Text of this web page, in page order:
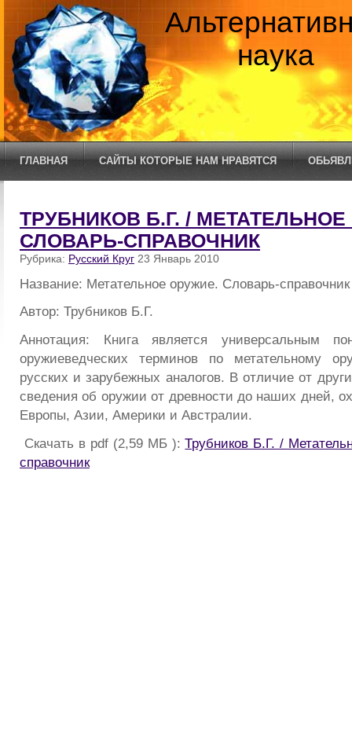
наука
ГЛАВНАЯ САЙТЫ КОТОРЫЕ НАМ НРАВЯТСЯ
ТРУБНИКОВ Б.Г. /
СЛОВАРЬ-СПРАВОЧНИК
Рубрика: Русский Круг 23 Январь 2010
Название: Метательное оружие. Словарь-справочник
Автор: Трубников Б.Г.
Аннотация: Книга является универсальным
оружиеведческих терминов по метательному
русских и зарубежных аналогов. В отличие от
сведения об оружии от древности до наших дней,
Европы, Азии, Америки и Австралии.
Скачать в pdf (2,59 МБ ):Трубников Б.Г. /
справочник